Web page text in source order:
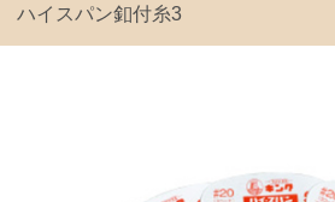
ハイスパン釦付糸3